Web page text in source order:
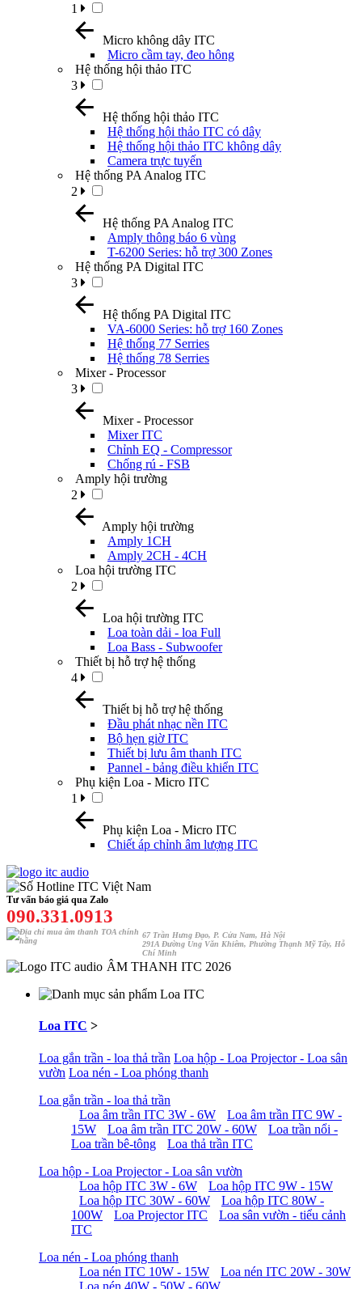
1
Micro không dây ITC
Micro cầm tay, đeo hông
Hệ thống hội thảo ITC
3
Hệ thống hội thảo ITC
Hệ thống hội thảo ITC có dây
Hệ thống hội thảo ITC không dây
Camera trực tuyến
Hệ thống PA Analog ITC
2
Hệ thống PA Analog ITC
Amply thông báo 6 vùng
T-6200 Series: hỗ trợ 300 Zones
Hệ thống PA Digital ITC
3
Hệ thống PA Digital ITC
VA-6000 Series: hỗ trợ 160 Zones
Hệ thống 77 Serries
Hệ thống 78 Serries
Mixer - Processor
3
Mixer - Processor
Mixer ITC
Chỉnh EQ - Compressor
Chống rú - FSB
Amply hội trường
2
Amply hội trường
Amply 1CH
Amply 2CH - 4CH
Loa hội trường ITC
2
Loa hội trường ITC
Loa toàn dải - loa Full
Loa Bass - Subwoofer
Thiết bị hỗ trợ hệ thống
4
Thiết bị hỗ trợ hệ thống
Đầu phát nhạc nền ITC
Bộ hẹn giờ ITC
Thiết bị lưu âm thanh ITC
Pannel - bảng điều khiển ITC
Phụ kiện Loa - Micro ITC
1
Phụ kiện Loa - Micro ITC
Chiết áp chỉnh âm lượng ITC
Tư vấn báo giá qua Zalo
090.331.0913
67 Trần Hưng Đạo, P. Cửa Nam, Hà Nội
291A Đường Ung Văn Khiêm, Phường Thạnh Mỹ Tây, Hỗ
Chí Minh
ÂM THANH ITC 2026
Loa ITC >
Loa gắn trần - loa thả trần Loa hộp - Loa Projector - Loa sân
vườn Loa nén - Loa phóng thanh
Loa gắn trần - loa thả trần
Loa âm trần ITC 3W - 6W
Loa âm trần ITC 9W -
15W
Loa âm trần ITC 20W - 60W
Loa trần nổi -
Loa trần bê-tông
Loa thả trần ITC
Loa hộp - Loa Projector - Loa sân vườn
Loa hộp ITC 3W - 6W
Loa hộp ITC 9W - 15W
Loa hộp ITC 30W - 60W
Loa hộp ITC 80W -
100W
Loa Projector ITC
Loa sân vườn - tiểu cảnh
ITC
Loa nén - Loa phóng thanh
Loa nén ITC 10W - 15W
Loa nén ITC 20W - 30W
Loa nén 40W - 50W - 60W